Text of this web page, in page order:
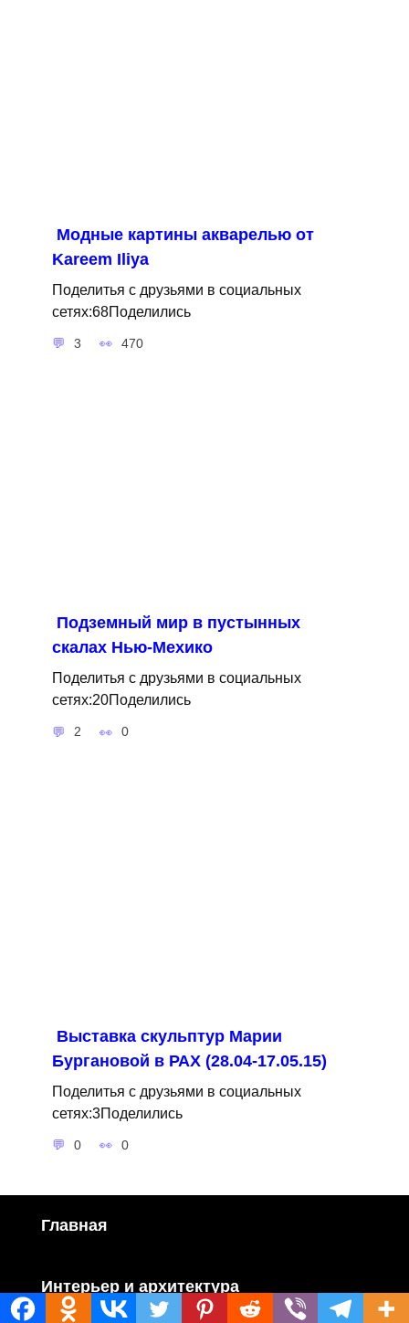
Модные картины акварелью от
Kareem Iliya
Поделитья с друзьями в социальных
сетях:68Поделились
3 470
Подземный мир в пустынных
скалах Нью-Мехико
Поделитья с друзьями в социальных
сетях:20Поделились
2 0
Выставка скульптур Марии
Бургановой в РАХ (28.04-17.05.15)
Поделитья с друзьями в социальных
сетях:3Поделились
0 0
Главная
Интерьер и архитектура